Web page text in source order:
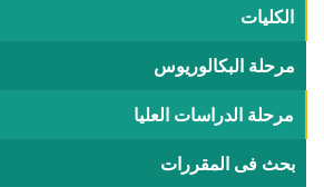
الكليات
مرحلة البكالوريوس
مرحلة الدراسات العليا
بحث فى المقررات